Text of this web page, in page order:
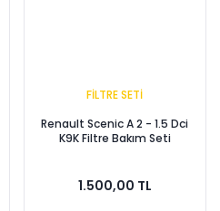
FİLTRE SETİ
Renault Scenic A 2 - 1.5 Dci
K9K Filtre Bakım Seti
1.500,00 TL